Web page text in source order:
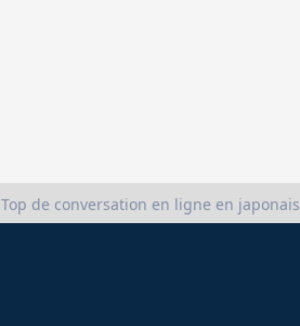
Top de conversation en ligne en japonais